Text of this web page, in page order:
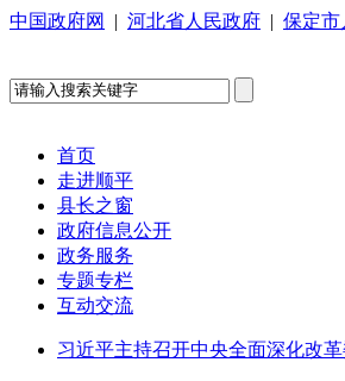
中国政府网 | 河北省人民政府 | 保定市
首页
走进顺平
县长之窗
政府信息公开
政务服务
专题专栏
互动交流
习近平主持召开中央全面深化改